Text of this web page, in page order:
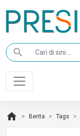
search
home Berita Tags